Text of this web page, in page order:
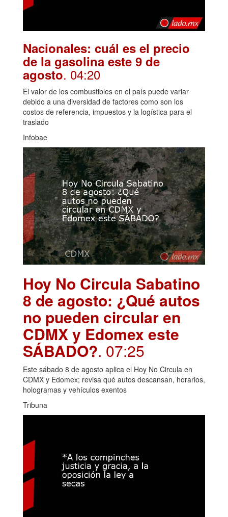
Nacionales: cuál es el precio
de la gasolina este 9 de
agosto. 04:20
El valor de los combustibles en el país puede variar
debido a una diversidad de factores como son los
costos de referencia, impuestos y la logística para el
traslado
Infobae
Hoy No Circula Sabatino
8 de agosto: ¿Qué autos
no pueden circular en
CDMX y Edomex este
SÁBADO?. 07:25
Este sábado 8 de agosto aplica el Hoy No Circula en
CDMX y Edomex; revisa qué autos descansan, horarios,
hologramas y vehículos exentos
Tribuna